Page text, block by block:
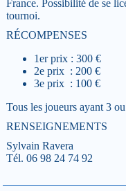
France. Possibilité de se
tournoi.
RÉCOMPENSES
1er prix : 300 €
2e prix : 200 €
3e prix : 100 €
Tous les joueurs ayant 3
RENSEIGNEMENTS
Sylvain Ravera
Tél. 06 98 24 74 92